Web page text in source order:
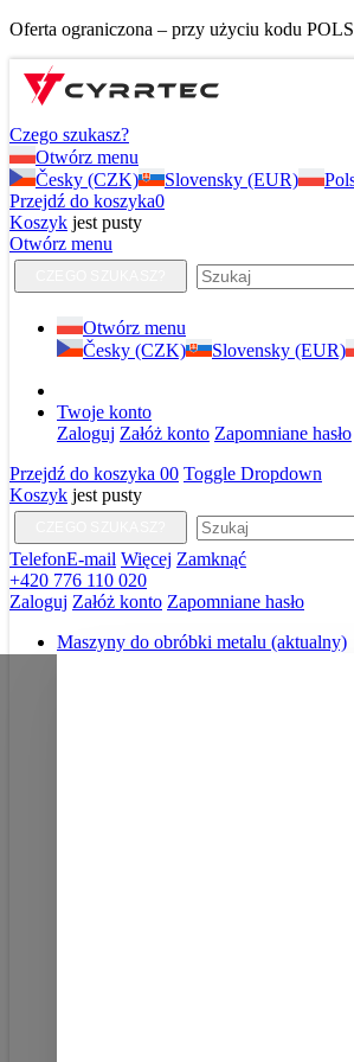
Oferta ograniczona – przy użyciu kodu
Czego szukasz?
Otwórz menu
Česky (CZK)
Slovensky (EUR)
Przejdź do koszyka0
Koszyk jest pusty
Otwórz menu
Otwórz menu
Česky (CZK)
Slovensky (EUR)
Twoje konto
Zaloguj Załóż konto Zapomniane hasło
Przejdź do koszyka 00 Toggle Dropdown
Koszyk jest pusty
TelefonE-mail Więcej Zamknąć
+420 776 110 020
Zaloguj Załóż konto Zapomniane hasło
Maszyny do obróbki metalu (aktualny)